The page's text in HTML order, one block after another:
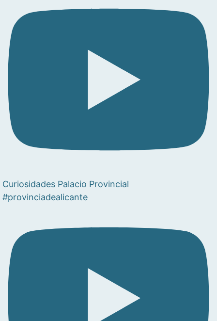
Curiosidades Palacio Provincial
#provinciadealicante